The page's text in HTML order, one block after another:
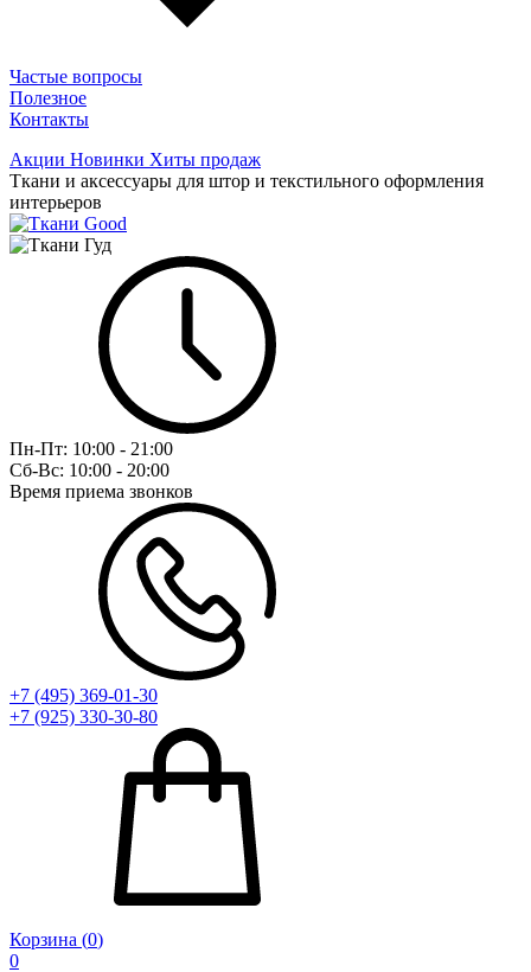
Частые вопросы
Полезное
Контакты
Акции Новинки Хиты продаж
Ткани и аксессуары для штор и текстильного оформления
интерьеров
Пн-Пт: 10:00 - 21:00
Сб-Вс: 10:00 - 20:00
Время приема звонков
+7 (495) 369-01-30
+7 (925) 330-30-80
Корзина (0)
0